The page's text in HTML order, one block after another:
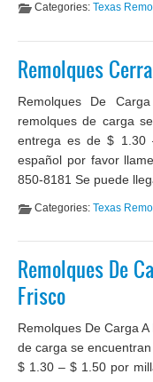
Categories: Texas
Remolques
Remolques De
remolques de carga
entrega es de $ 1.30
español por favor
850-8181 Se puede
Categories: Texas
Remolques De
Frisco
Remolques De Carga
de carga se
$ 1.30 – $ 1.50 por